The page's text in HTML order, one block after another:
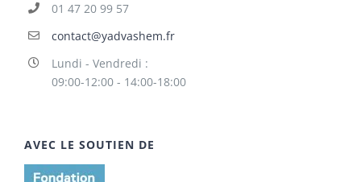
01 47 20 99 57
contact@yadvashem.fr
Lundi - Vendredi :
09:00-12:00 - 14:00-18:00
AVEC LE SOUTIEN DE